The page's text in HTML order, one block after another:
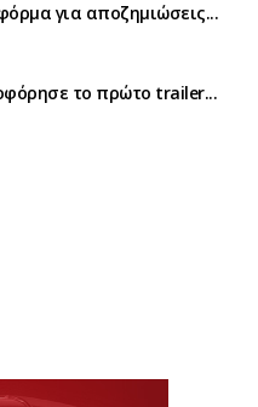
για αποζημιώσεις...
το πρώτο trailer...